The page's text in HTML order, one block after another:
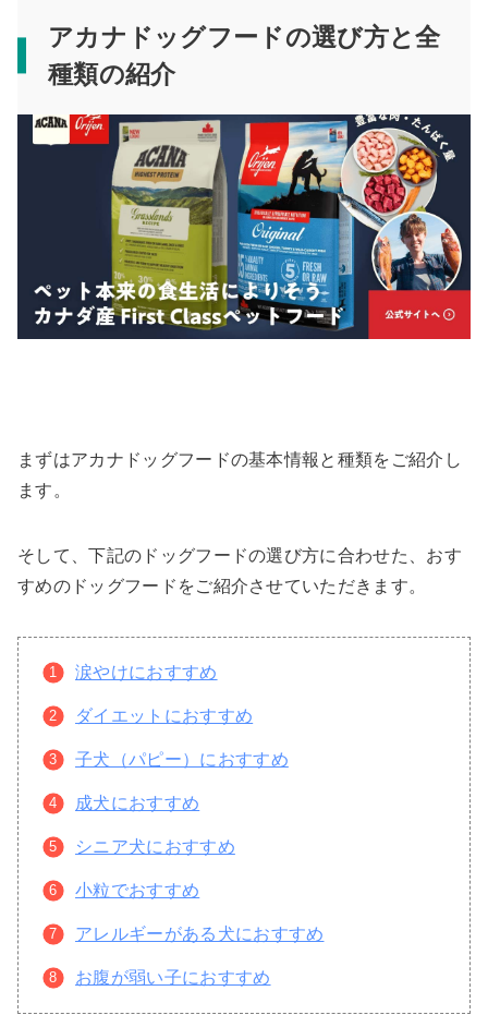
アカナドッグフードの選び方と全
種類の紹介
まずはアカナドッグフードの基本情報と種類をご紹介し
ます。
そして、下記のドッグフードの選び方に合わせた、おす
すめのドッグフードをご紹介させていただきます。
涙やけにおすすめ
ダイエットにおすすめ
子犬（パピー）におすすめ
成犬におすすめ
シニア犬におすすめ
小粒でおすすめ
アレルギーがある犬におすすめ
お腹が弱い子におすすめ